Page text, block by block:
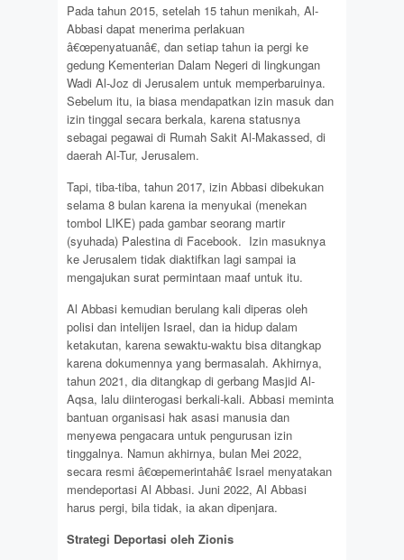
Pada tahun 2015, setelah 15 tahun menikah, Al-
Abbasi dapat menerima perlakuan
â€œpenyatuanâ€, dan setiap tahun ia pergi ke
gedung Kementerian Dalam Negeri di lingkungan
Wadi Al-Joz di Jerusalem untuk memperbaruinya.
Sebelum itu, ia biasa mendapatkan izin masuk dan
izin tinggal secara berkala, karena statusnya
sebagai pegawai di Rumah Sakit Al-Makassed, di
daerah Al-Tur, Jerusalem.
Tapi, tiba-tiba, tahun 2017, izin Abbasi dibekukan
selama 8 bulan karena ia menyukai (menekan
tombol LIKE) pada gambar seorang martir
(syuhada) Palestina di Facebook. Izin masuknya
ke Jerusalem tidak diaktifkan lagi sampai ia
mengajukan surat permintaan maaf untuk itu.
Al Abbasi kemudian berulang kali diperas oleh
polisi dan intelijen Israel, dan ia hidup dalam
ketakutan, karena sewaktu-waktu bisa ditangkap
karena dokumennya yang bermasalah. Akhirnya,
tahun 2021, dia ditangkap di gerbang Masjid Al-
Aqsa, lalu diinterogasi berkali-kali. Abbasi meminta
bantuan organisasi hak asasi manusia dan
menyewa pengacara untuk pengurusan izin
tinggalnya. Namun akhirnya, bulan Mei 2022,
secara resmi â€œpemerintahâ€ Israel menyatakan
mendeportasi Al Abbasi. Juni 2022, Al Abbasi
harus pergi, bila tidak, ia akan dipenjara.
Strategi Deportasi oleh Zionis